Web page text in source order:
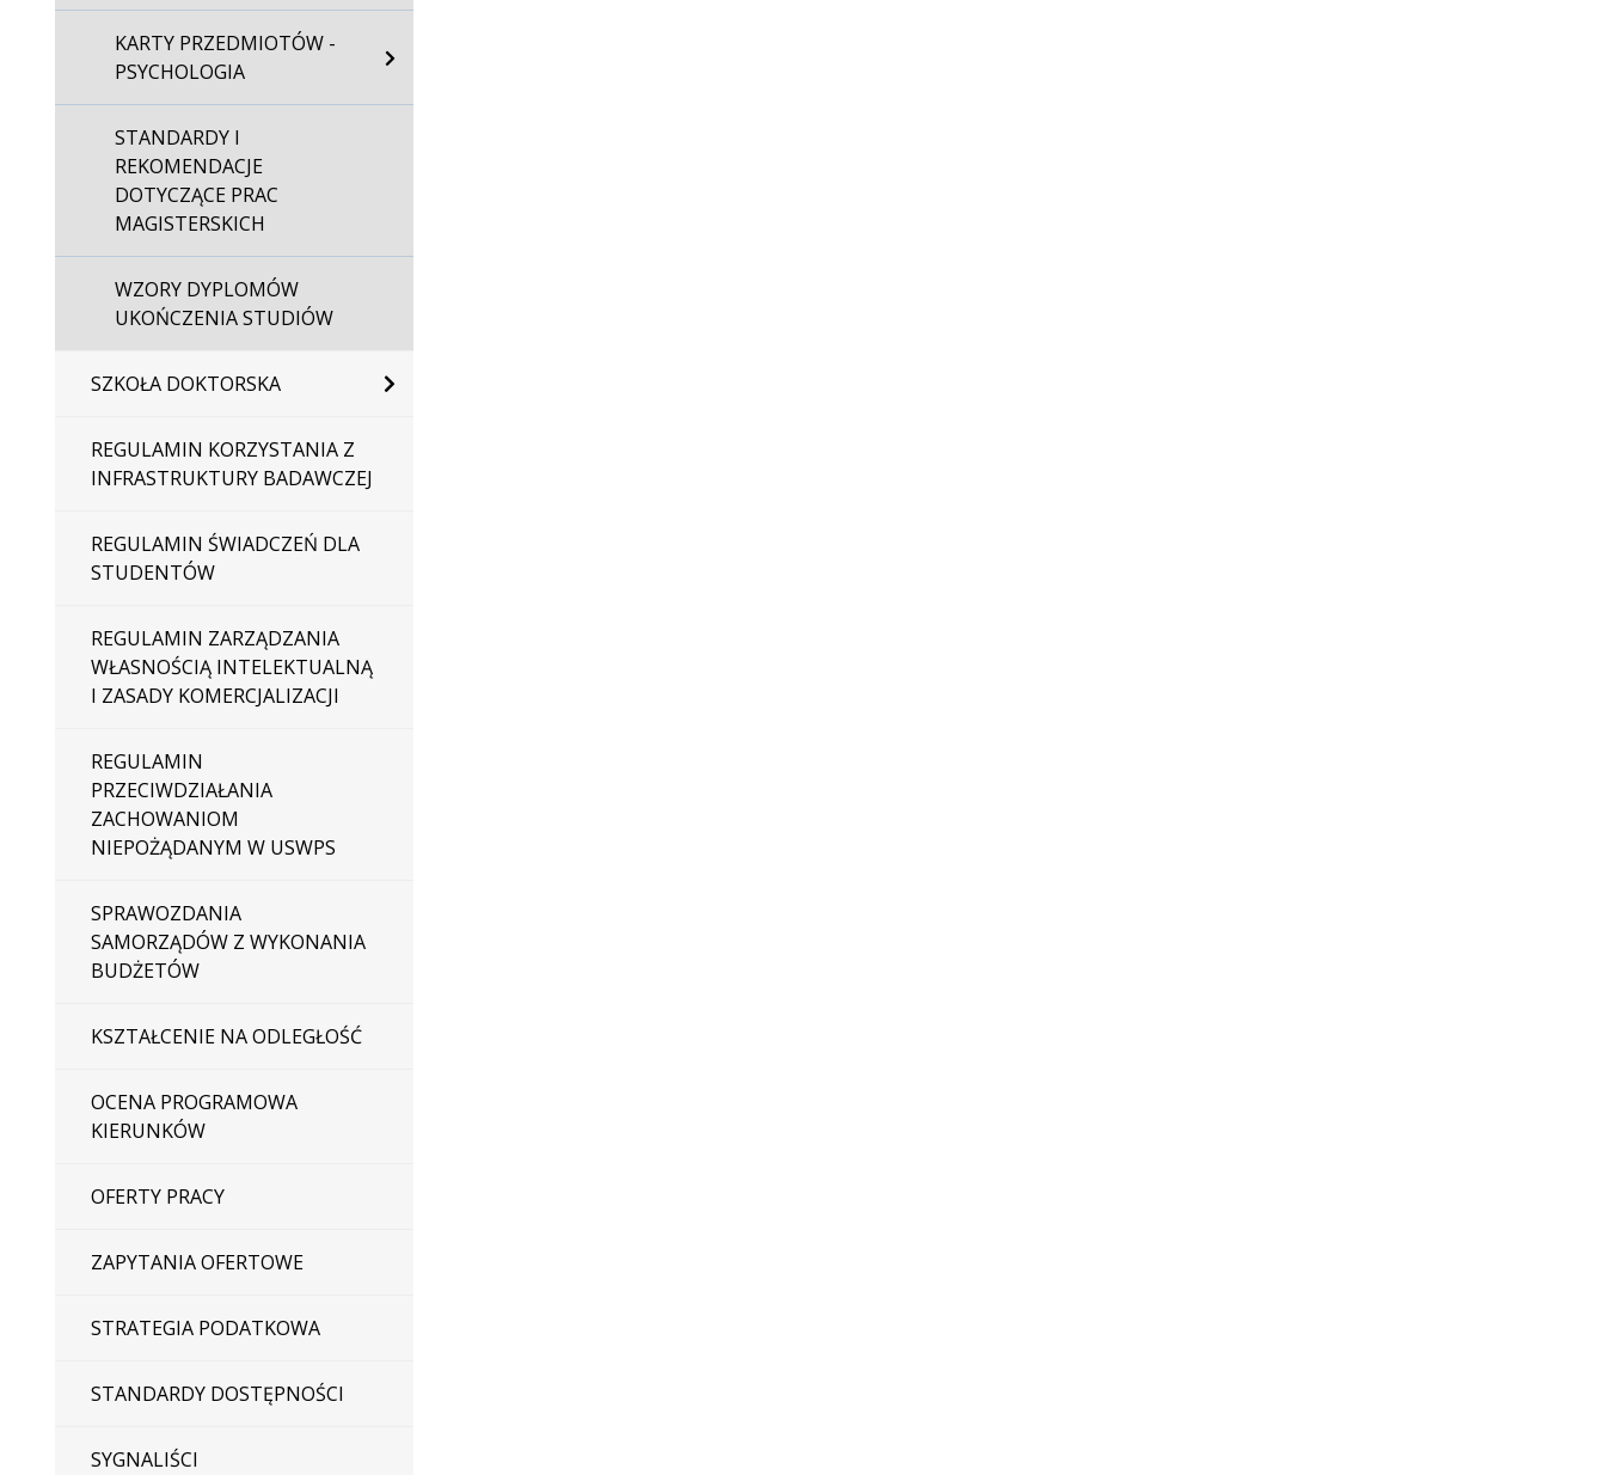
KARTY PRZEDMIOTÓW -
PSYCHOLOGIA
STANDARDY I
REKOMENDACJE
DOTYCZĄCE PRAC
MAGISTERSKICH
WZORY DYPLOMÓW
UKOŃCZENIA STUDIÓW
SZKOŁA DOKTORSKA
REGULAMIN KORZYSTANIA Z
INFRASTRUKTURY BADAWCZEJ
REGULAMIN ŚWIADCZEŃ DLA
STUDENTÓW
REGULAMIN ZARZĄDZANIA
WŁASNOŚCIĄ INTELEKTUALNĄ
I ZASADY KOMERCJALIZACJI
REGULAMIN
PRZECIWDZIAŁANIA
ZACHOWANIOM
NIEPOŻĄDANYM W USWPS
SPRAWOZDANIA
SAMORZĄDÓW Z WYKONANIA
BUDŻETÓW
KSZTAŁCENIE NA ODLEGŁOŚĆ
OCENA PROGRAMOWA
KIERUNKÓW
OFERTY PRACY
ZAPYTANIA OFERTOWE
STRATEGIA PODATKOWA
STANDARDY DOSTĘPNOŚCI
SYGNALIŚCI